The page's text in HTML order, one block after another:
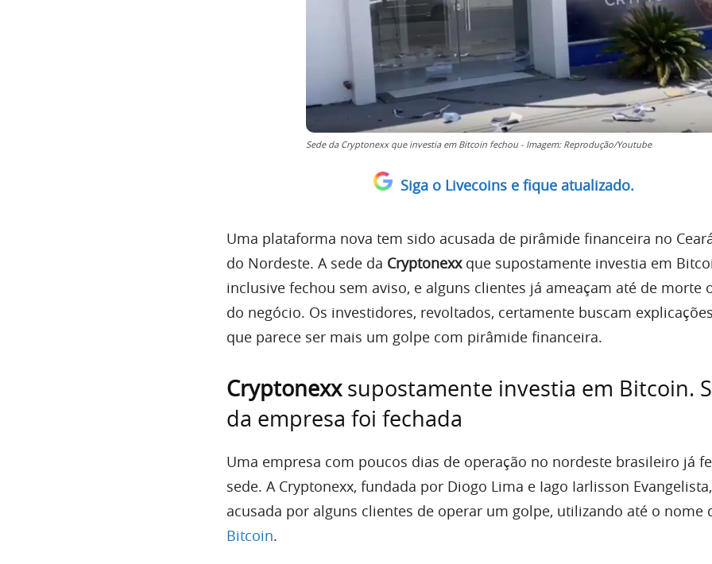
Sede da Cryptonexx que investia em Bitcoin fechou - Imagem: Reprodução/Youtube
Siga o Livecoins e fique atualizado.
Uma plataforma nova tem sido acusada de pirâmide financeira no
do Nordeste. A sede da Cryptonexxque supostamente investia em
inclusive fechou sem aviso, e alguns clientes já ameaçam até de morte
do negócio. Os investidores, revoltados, certamente buscam
que parece ser mais um golpe com pirâmide financeira.
Cryptonexxsupostamente investia em Bitcoin.
da empresa foi fechada
Uma empresa com poucos dias de operação no nordeste brasileiro já
sede. A Cryptonexx, fundada por Diogo Lima e Iago Iarlisson
acusada por alguns clientes de operar um golpe, utilizando até o nome
Bitcoin.